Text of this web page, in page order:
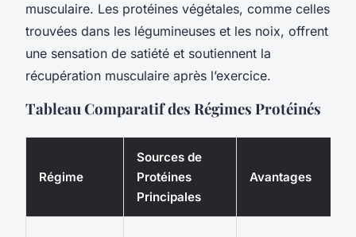
musculaire. Les protéines végétales, comme celles
trouvées dans les légumineuses et les noix, offrent
une sensation de satiété et soutiennent la
récupération musculaire après l’exercice.
Tableau Comparatif des Régimes Protéinés
Régime
Sources de
Protéines
Principales
Avantages